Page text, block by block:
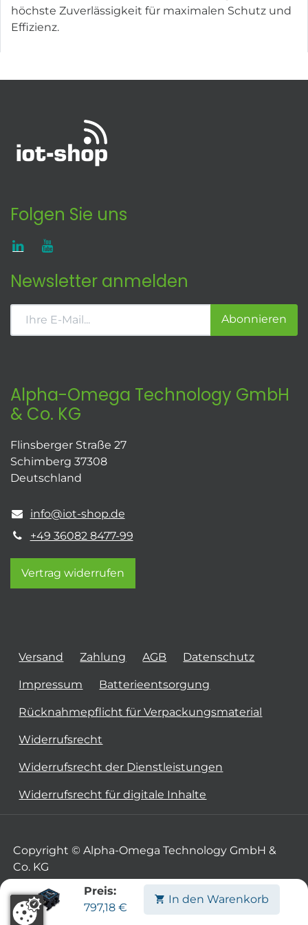
Preis:
797,18€
In den Warenkorb
höchste Zuverlässigkeit für maximalen Schutz und
Effizienz.
Folgen Sie uns
Newsletter anmelden
Abonnieren
Alpha-Omega Technology GmbH
& Co. KG
Flinsberger Straße 27
Schimberg 37308
Deutschland
info@iot-shop.de
+49 36082 8477-99
Vertrag widerrufen
Versand Zahlung AGB Datenschutz
Impressum Batterieentsorgung
Rücknahmepflicht für Verpackungsmaterial
Widerrufsrecht
Widerrufsrecht der Dienstleistungen
Widerrufsrecht für digitale Inhalte
Copyright © Alpha-Omega Technology GmbH &
Co. KG